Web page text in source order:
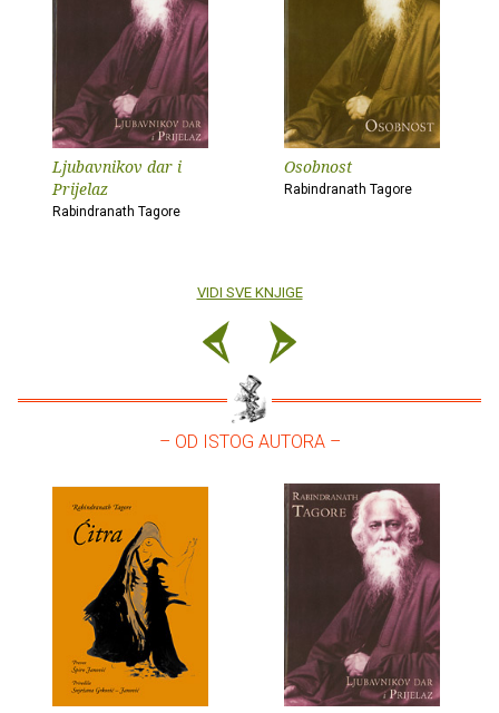
Ljubavnikov dar i
Prijelaz
Rabindranath Tagore
Osobnost
Rabindranath Tagore
VIDI SVE KNJIGE
– OD ISTOG AUTORA –